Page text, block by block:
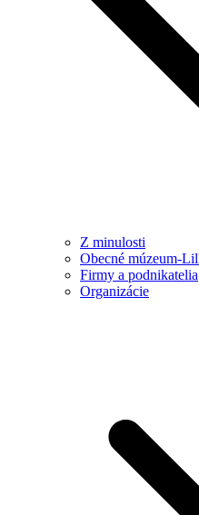
Z minulosti
Obecné múzeum-
Firmy a podnikatelia
Organizácie